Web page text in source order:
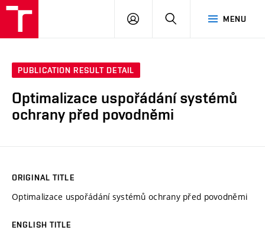
MENU
LOG
SEARCH
PUBLICATION RESULT DETAIL
Optimalizace uspořádání systémů
ochrany před povodněmi
ORIGINAL TITLE
Optimalizace uspořádání systémů ochrany před povodněmi
ENGLISH TITLE